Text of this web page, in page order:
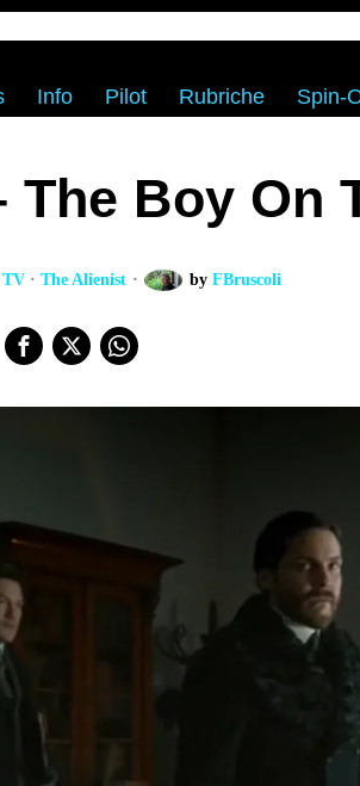
Info Pilot Rubriche Spin-
The Boy On
TV · The Alienist by FBruscoli